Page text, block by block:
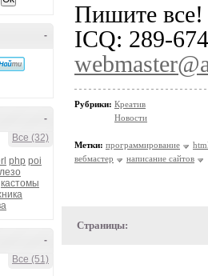
-
-
Все (32)
php poi
кастомы
-
Все (51)
Пишите все!
ICQ: 289-
Рубрики: Креатив
Новости
Метки: программирование
вебмастер
написание сайтов
Страницы: